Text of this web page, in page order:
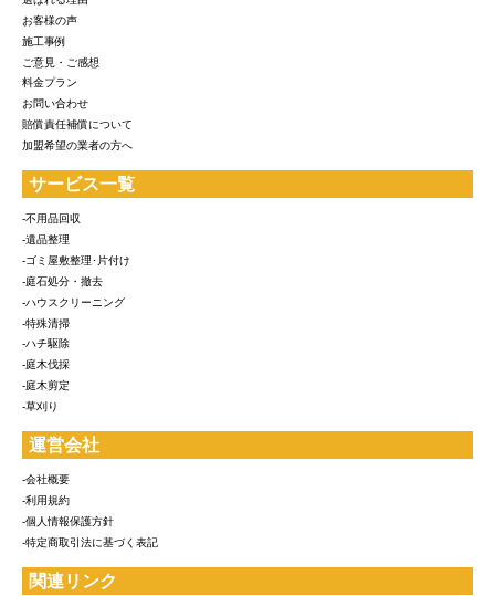
お客様の声
施工事例
ご意見・ご感想
料金プラン
お問い合わせ
賠償責任補償について
加盟希望の業者の方へ
サービス一覧
-不用品回収
-遺品整理
-ゴミ屋敷整理･片付け
-庭石処分・撤去
-ハウスクリーニング
-特殊清掃
-ハチ駆除
-庭木伐採
-庭木剪定
-草刈り
運営会社
-会社概要
-利用規約
-個人情報保護方針
-特定商取引法に基づく表記
関連リンク